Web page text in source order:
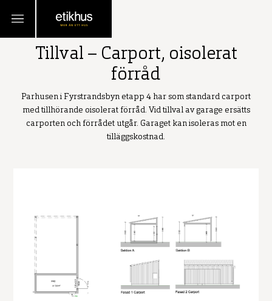
TILLBAKA
Tillval – Carport, oisolerat
förråd
Parhusen i Fyrstrandsbyn etapp 4 har som standard carport
med tillhörande oisolerat förråd. Vid tillval av garage ersätts
carporten och förrådet utgår. Garaget kan isoleras mot en
tilläggskostnad.